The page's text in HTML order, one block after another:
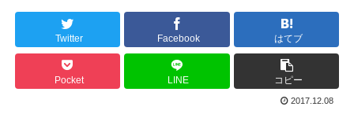
Twitter Facebook はてブ
Pocket LINE コピー
2017.12.08